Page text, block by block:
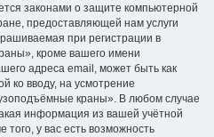
законами о защите компьютерной
предоставляющей нам услуги
при регистрации в
кроме вашего имени
адреса email, может быть как
ко вводу, на усмотрение
краны». В любом случае
информация из вашей учётной
у вас есть возможность